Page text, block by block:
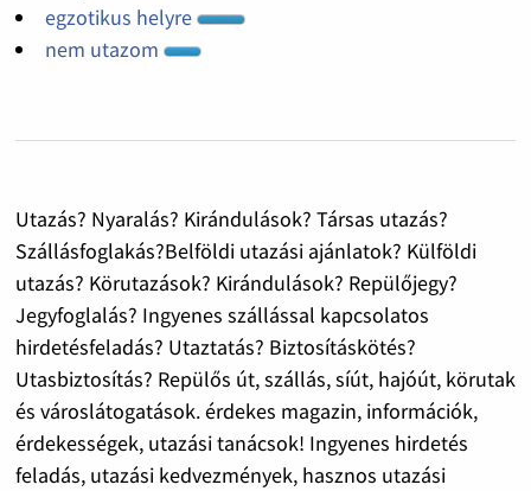
egzotikus helyre
nem utazom
Utazás? Nyaralás? Kirándulások? Társas utazás?
Szállásfoglakás?Belföldi utazási ajánlatok? Külföldi
utazás? Körutazások? Kirándulások? Repülőjegy?
Jegyfoglalás? Ingyenes szállással kapcsolatos
hirdetésfeladás? Utaztatás? Biztosításkötés?
Utasbiztosítás? Repülős út, szállás, síút, hajóút, körutak
és városlátogatások. érdekes magazin, információk,
érdekességek, utazási tanácsok! Ingyenes hirdetés
feladás, utazási kedvezmények, hasznos utazási